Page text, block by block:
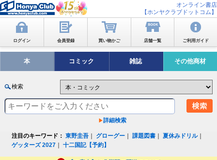
オンライン書店
【ホンヤクラブドットコム】
ログイン 会員登録 買い物かご 店舗一覧 ご利用ガイド
本 コミック 雑誌 その他商材
検索
詳細検索
注目のキーワード： 東野圭吾 グローグー ｜課題図書 ｜夏休みドリル｜
ゲッターズ 2027 ｜十二国記【予約】